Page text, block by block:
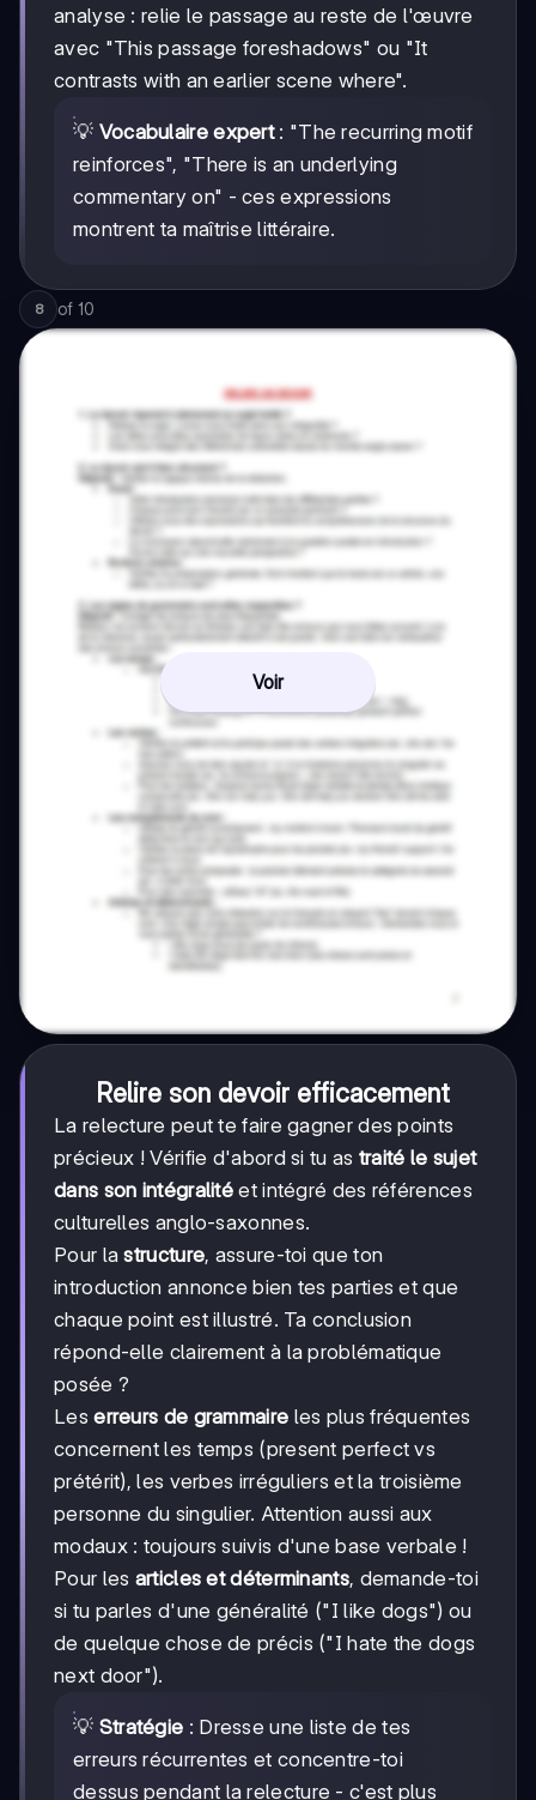
analyse : relie le passage au reste de l'œuvre
avec "This passage foreshadows" ou "It
contrasts with an earlier scene where".
💡 Vocabulaire expert: "The recurring motif
reinforces", "There is an underlying
commentary on" - ces expressions
montrent ta maîtrise littéraire.
8 of 10
Voir
Relire son devoir efficacement
La relecture peut te faire gagner des points
précieux ! Vérifie d'abord si tu as traité le sujet
dans son intégralité et intégré des références
culturelles anglo-saxonnes.
Pour lastructure, assure-toi que ton
introduction annonce bien tes parties et que
chaque point est illustré. Ta conclusion
répond-elle clairement à la problématique
posée ?
Leserreurs de grammaire les plus fréquentes
concernent les temps (present perfect vs
prétérit), les verbes irréguliers et la troisième
personne du singulier. Attention aussi aux
modaux : toujours suivis d'une base verbale !
Pour les articles et déterminants, demande-toi
si tu parles d'une généralité ("I like dogs") ou
de quelque chose de précis ("I hate the dogs
next door").
💡 Stratégie : Dresse une liste de tes
erreurs récurrentes et concentre-toi
dessus pendant la relecture - c'est plus